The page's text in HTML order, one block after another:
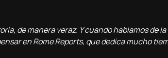
de manera veraz. Y cuando hablamos de
en Rome Reports, que dedica mucho